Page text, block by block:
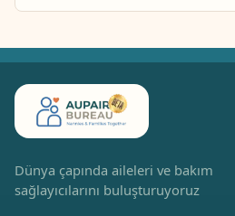
Dünya çapında aileleri ve bakım
sağlayıcılarını buluşturuyoruz